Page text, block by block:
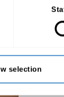
selection